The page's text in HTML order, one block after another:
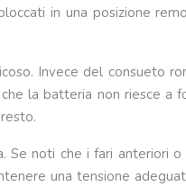
in una posizione
Invece del consueto
la batteria non riesce a
noti che i fari
una tensione